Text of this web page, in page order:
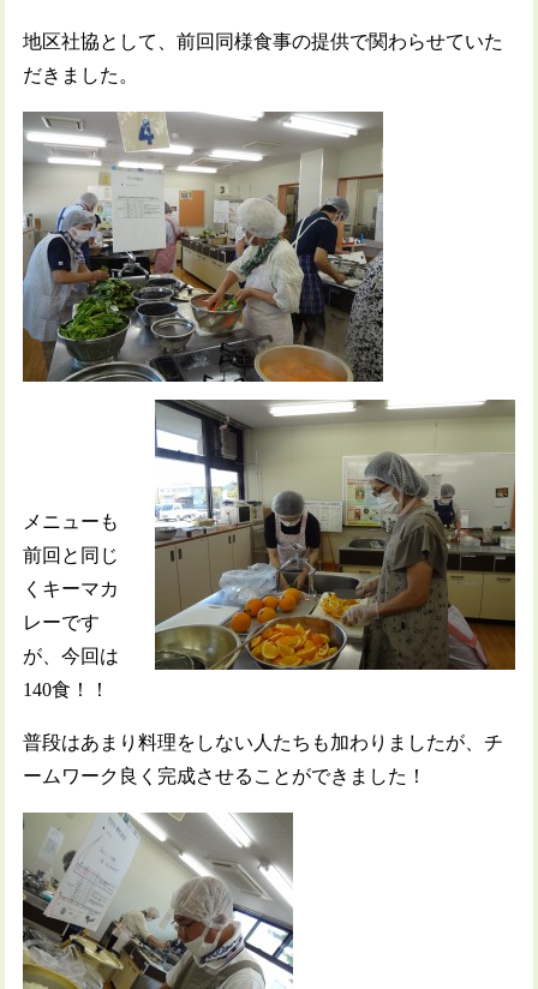
地区社協として、前回同様食事の提供で関わらせていた
だきました。
メニューも
前回と同じ
くキーマカ
レーです
が、今回は
140食！！
普段はあまり料理をしない人たちも加わりましたが、チ
ームワーク良く完成させることができました！